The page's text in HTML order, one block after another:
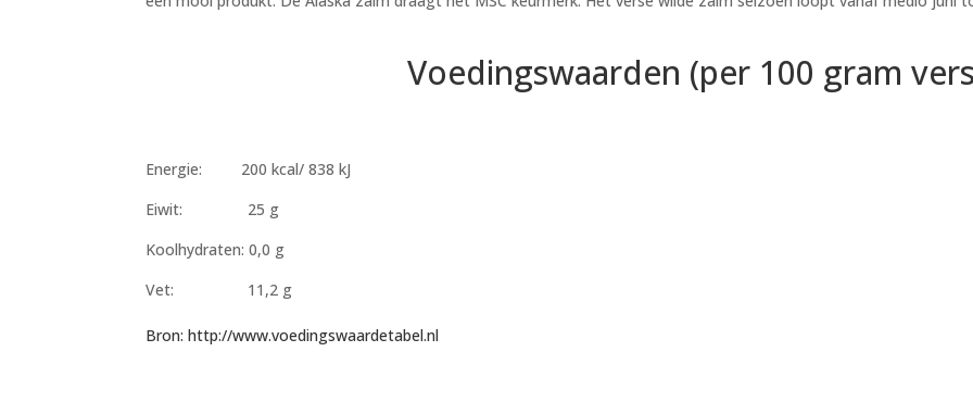
Voedingswaarden (per 100 gram
Energie: 200 kcal/ 838 kJ
Eiwit: 25 g
Koolhydraten: 0,0 g
Vet: 11,2 g
Bron: http://www.voedingswaardetabel.nl